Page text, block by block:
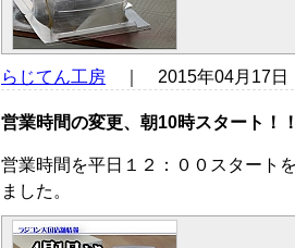
らじてん工房 ｜ 2015年04月17日
営業時間の変更、朝10時スタート！！
営業時間を平日１２：００スタート
ました。